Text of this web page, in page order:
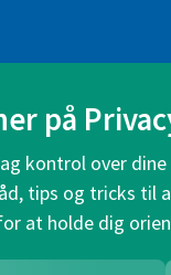
på
kontrol over
tips og tricks
at holde dig